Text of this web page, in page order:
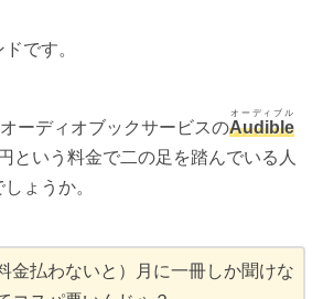
です。
ーディオブックサービスのAudible
オーディブル
という料金で二の足を踏んでいる人
ょうか。
金払わないと）月に一冊しか聞けな